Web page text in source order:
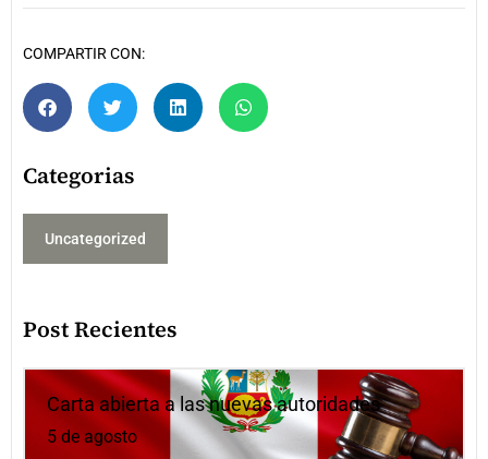
COMPARTIR CON:
Categorias
Uncategorized
Post Recientes
Carta abierta a las nuevas autoridades
5 de agosto